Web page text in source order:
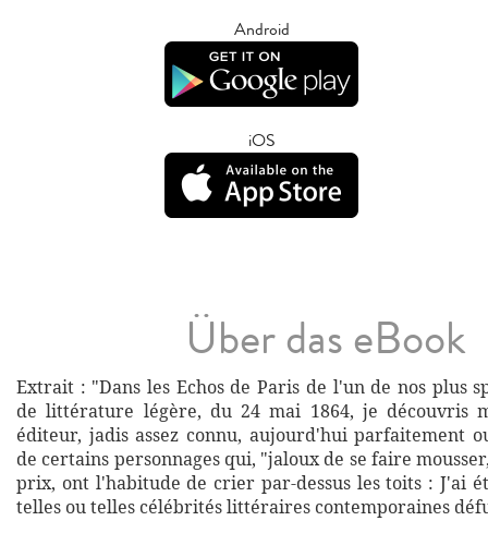
Android
iOS
Über das eBook
Extrait : "Dans les Echos de Paris de l'un de nos plus
de littérature légère, du 24 mai 1864, je découvris
éditeur, jadis assez connu, aujourd'hui parfaitement
de certains personnages qui, "jaloux de se faire
prix, ont l'habitude de crier par-dessus les toits : J'ai
telles ou telles célébrités littéraires contemporaines